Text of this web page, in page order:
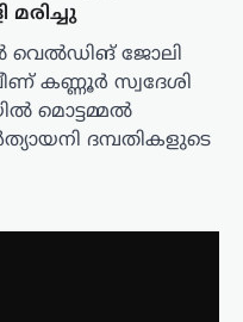
മരിച്ചു
വെൽഡിങ്‌ ജോലി
കണ്ണൂർ സ്വദേശി
മൊട്ടമ്മൽ
ദമ്പതികളുടെ